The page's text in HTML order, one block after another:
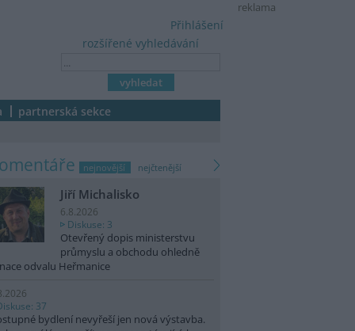
reklama
rozšířené vyhledávání
Přihlášení
partnerská sekce
nejnovější nejčtenější
Jiří Michalisko
6.8.2026
Diskuse: 3
Otevřený dopis ministerstvu
průmyslu a obchodu ohledně
odvalu Heřmanice
37
bydlení nevyřeší jen nová výstavba.